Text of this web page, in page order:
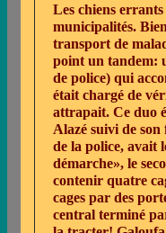
Les chiens
municipalités.
transport de
point un tandem:
de police) qui
était chargé de
attrapait. Ce duo
Alazé suivi de
de la police, avait
démarche», le
contenir quatre
cages par des
central terminé